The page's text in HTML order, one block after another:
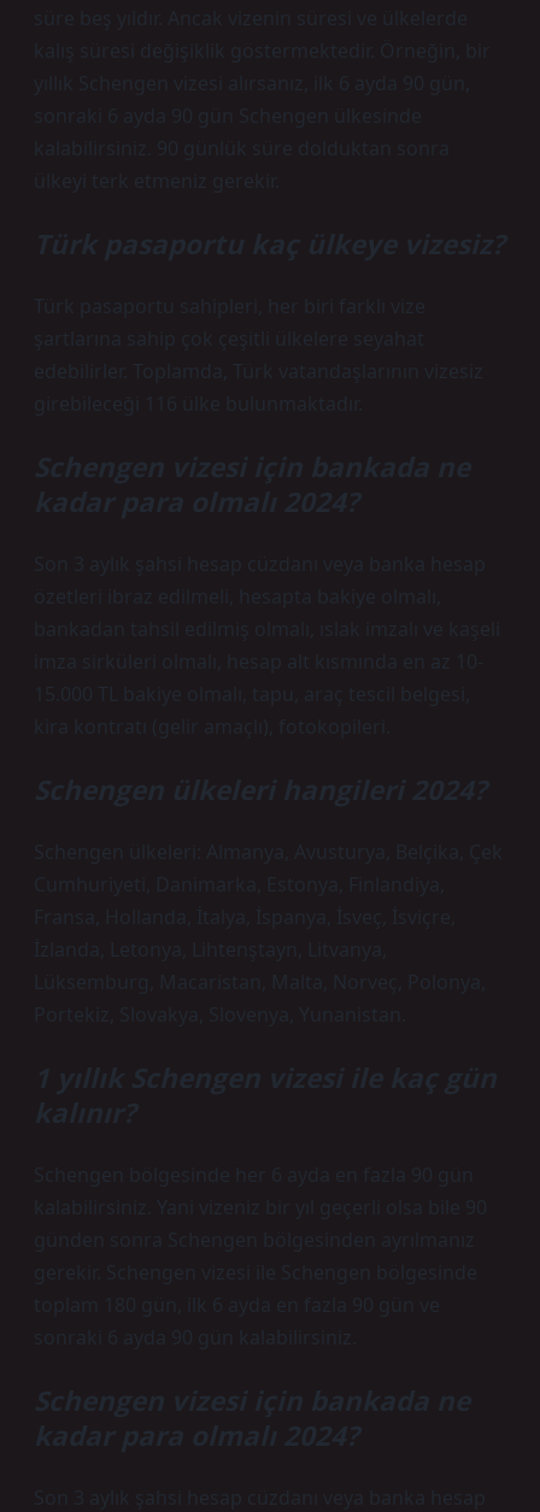
süre beş yıldır. Ancak vizenin süresi ve ülkelerde
kalış süresi değişiklik göstermektedir. Örneğin, bir
yıllık Schengen vizesi alırsanız, ilk 6 ayda 90 gün,
sonraki 6 ayda 90 gün Schengen ülkesinde
kalabilirsiniz. 90 günlük süre dolduktan sonra
ülkeyi terk etmeniz gerekir.
Türk pasaportu kaç ülkeye vizesiz?
Türk pasaportu sahipleri, her biri farklı vize
şartlarına sahip çok çeşitli ülkelere seyahat
edebilirler. Toplamda, Türk vatandaşlarının vizesiz
girebileceği 116 ülke bulunmaktadır.
Schengen vizesi için bankada ne
kadar para olmalı 2024?
Son 3 aylık şahsi hesap cüzdanı veya banka hesap
özetleri ibraz edilmeli, hesapta bakiye olmalı,
bankadan tahsil edilmiş olmalı, ıslak imzalı ve kaşeli
imza sirküleri olmalı, hesap alt kısmında en az 10-
15.000 TL bakiye olmalı, tapu, araç tescil belgesi,
kira kontratı (gelir amaçlı), fotokopileri.
Schengen ülkeleri hangileri 2024?
Schengen ülkeleri: Almanya, Avusturya, Belçika, Çek
Cumhuriyeti, Danimarka, Estonya, Finlandiya,
Fransa, Hollanda, İtalya, İspanya, İsveç, İsviçre,
İzlanda, Letonya, Lihtenştayn, Litvanya,
Lüksemburg, Macaristan, Malta, Norveç, Polonya,
Portekiz, Slovakya, Slovenya, Yunanistan.
1 yıllık Schengen vizesi ile kaç gün
kalınır?
Schengen bölgesinde her 6 ayda en fazla 90 gün
kalabilirsiniz. Yani vizeniz bir yıl geçerli olsa bile 90
günden sonra Schengen bölgesinden ayrılmanız
gerekir. Schengen vizesi ile Schengen bölgesinde
toplam 180 gün, ilk 6 ayda en fazla 90 gün ve
sonraki 6 ayda 90 gün kalabilirsiniz.
Schengen vizesi için bankada ne
kadar para olmalı 2024?
Son 3 aylık şahsi hesap cüzdanı veya banka hesap